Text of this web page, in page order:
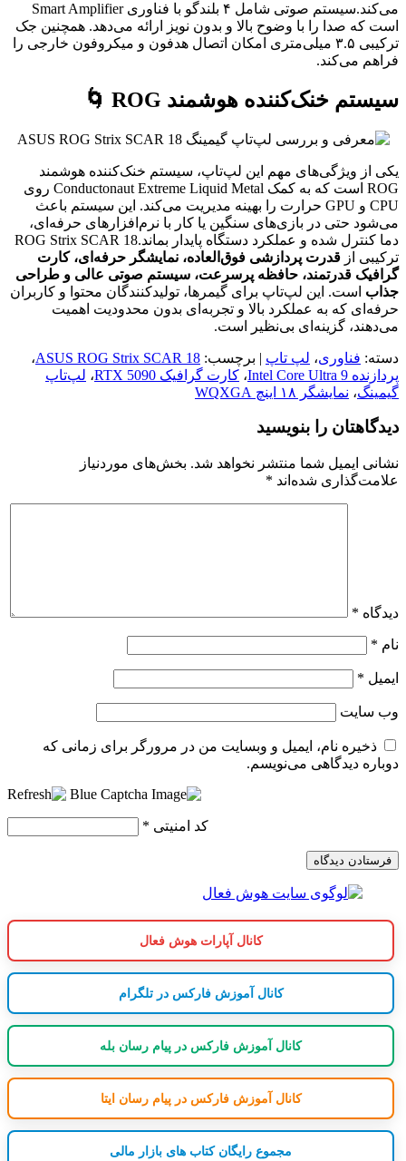
می‌کند.سیستم صوتی شامل ۴ بلندگو با فناوری Smart Amplifier
است که صدا را با وضوح بالا و بدون نویز ارائه می‌دهد. همچنین جک
ترکیبی ۳.۵ میلی‌متری امکان اتصال هدفون و میکروفون خارجی را
فراهم می‌کند.
سیستم خنک‌کننده هوشمند ROG 🌀
یکی از ویژگی‌های مهم این لپ‌تاپ، سیستم خنک‌کننده هوشمند
ROG است که به کمک Conductonaut Extreme Liquid Metal روی
CPU و GPU حرارت را بهینه مدیریت می‌کند. این سیستم باعث
می‌شود حتی در بازی‌های سنگین یا کار با نرم‌افزارهای حرفه‌ای،
دما کنترل شده و عملکرد دستگاه پایدار بماند.ROG Strix SCAR 18
ترکیبی از قدرت پردازشی فوق‌العاده، نمایشگر حرفه‌ای، کارت
گرافیک قدرتمند، حافظه پرسرعت، سیستم صوتی عالی و طراحی
جذاب است. این لپ‌تاپ برای گیمرها، تولیدکنندگان محتوا و کاربران
حرفه‌ای که به عملکرد بالا و تجربه‌ای بدون محدودیت اهمیت
می‌دهند، گزینه‌ای بی‌نظیر است.
دسته: فناوری، لپ تاپ | برچسب: ASUS ROG Strix SCAR 18،
پردازنده Intel Core Ultra 9
، کارت گرافیک RTX 5090 ، لپ‌تاپ
گیمینگ، نمایشگر ۱۸ اینچ WQXGA
دیدگاهتان را بنویسید
نشانی ایمیل شما منتشر نخواهد شد. بخش‌های موردنیاز
علامت‌گذاری شده‌اند *
دیدگاه *
نام *
ایمیل *
وب‌ سایت
ذخیره نام، ایمیل و وبسایت من در مرورگر برای زمانی که
دوباره دیدگاهی می‌نویسم.
کد امنیتی *
کانال آپارات هوش فعال
کانال آموزش فارکس در تلگرام
کانال آموزش فارکس در پیام رسان بله
کانال آموزش فارکس در پیام رسان ایتا
مجموع رایگان کتاب های بازار مالی